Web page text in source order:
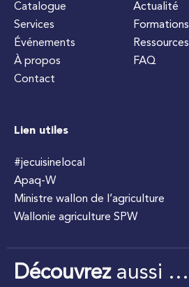
Catalogue
Services
Événements
À propos
Contact
Actualité
Formations
Ressources
FAQ
Lien utiles
#jecuisinelocal
Apaq-W
Ministre wallon de l’agriculture
Wallonie agriculture SPW
Découvrezaussi …